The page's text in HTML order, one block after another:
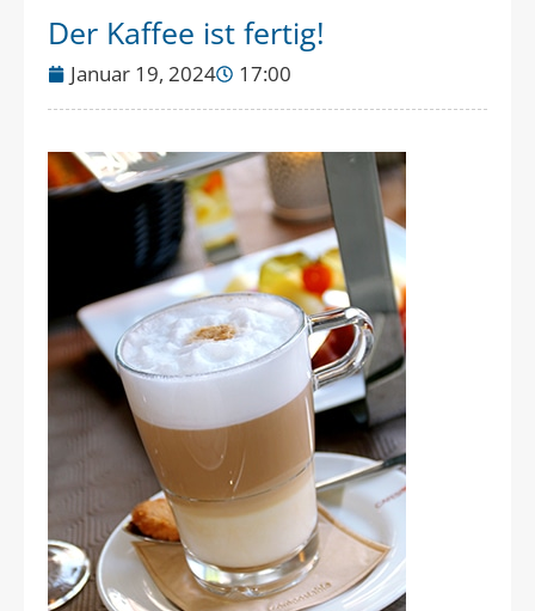
Der Kaffee ist fertig!
Januar 19, 2024 17:00